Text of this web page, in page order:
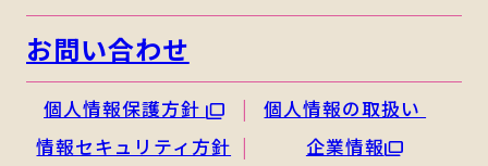
お問い合わせ
個人情報保護方針
個人情報の取扱い
情報セキュリティ方針
企業情報